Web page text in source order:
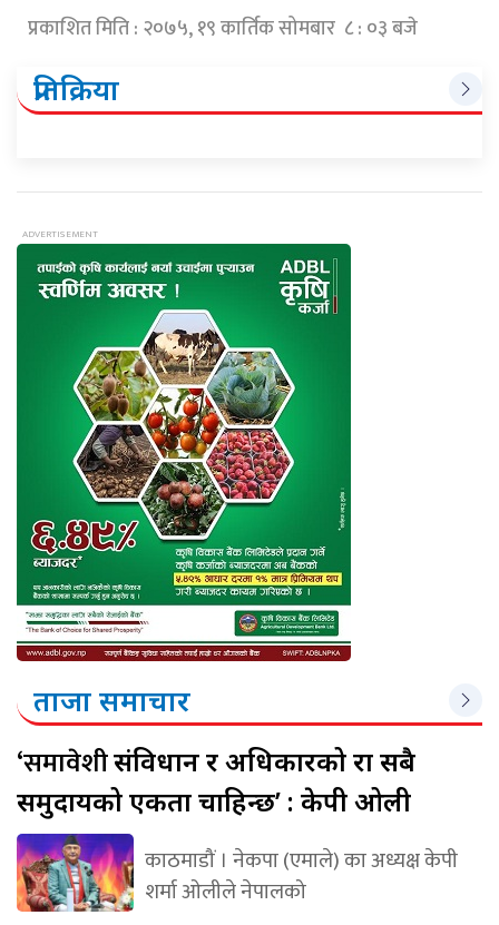
प्रकाशित मिति : २०७५, १९ कार्तिक सोमबार ८ : ०३ बजे
प्रतिक्रिया
ताजा समाचार
‘समावेशीसंविधान र अधिकारको रक्षा सबै
समुदायको एकता चाहिन्छ’ : केपी ओली
काठमाडौं । नेकपा (एमाले) का अध्यक्ष केपी
शर्मा ओलीले नेपालको